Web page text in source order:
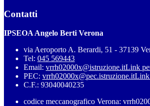
Contatti
IPSEOA Angelo Berti Verona
via Aeroporto A. Berardi, 51 - 37139
Tel: 045 569443
Email: vrrh02000x@istruzione.itLink
PEC: vrrh02000x@pec.istruzione.itLink
C.F.: 93040040235
codice meccanografico Verona: